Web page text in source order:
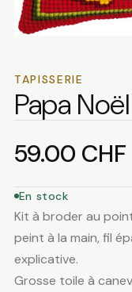
TAPISSERIE
Papa Noël
59.00 CHF
En stock
Kit à broder au
peint à la main, fil
explicative.
Grosse toile à